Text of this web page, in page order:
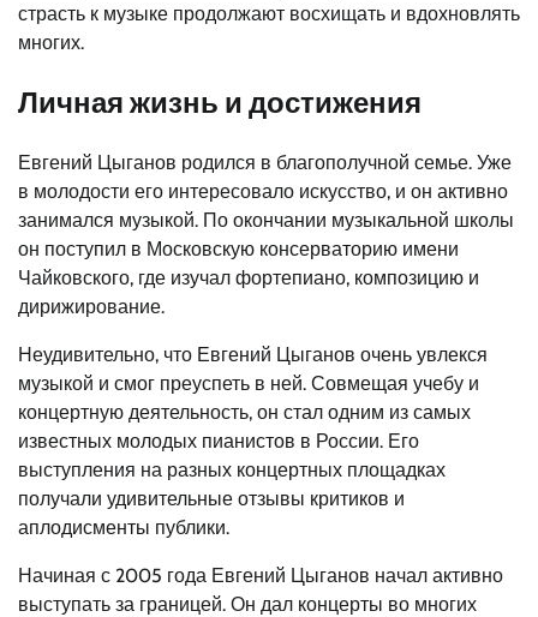
страсть к музыке продолжают восхищать и вдохновлять
многих.
Личная жизнь и достижения
Евгений Цыганов родился в благополучной семье. Уже
в молодости его интересовало искусство, и он активно
занимался музыкой. По окончании музыкальной школы
он поступил в Московскую консерваторию имени
Чайковского, где изучал фортепиано, композицию и
дирижирование.
Неудивительно, что Евгений Цыганов очень увлекся
музыкой и смог преуспеть в ней. Совмещая учебу и
концертную деятельность, он стал одним из самых
известных молодых пианистов в России. Его
выступления на разных концертных площадках
получали удивительные отзывы критиков и
аплодисменты публики.
Начиная с 2005 года Евгений Цыганов начал активно
выступать за границей. Он дал концерты во многих